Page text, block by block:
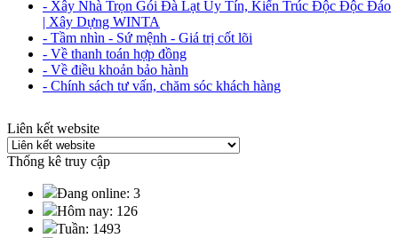
- Xây Nhà Trọn Gói Đà Lạt Uy Tín, Kiến Trúc Độc Độc Đáo
| Xây Dựng WINTA
- Tầm nhìn - Sứ mệnh - Giá trị cốt lõi
- Về thanh toán hợp đồng
- Về điều khoản bảo hành
- Chính sách tư vấn, chăm sóc khách hàng
Liên kết website
Thống kê truy cập
Đang online: 3
Hôm nay: 126
Tuần: 1493